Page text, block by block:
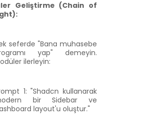
Geliştirme (Chain of
seferde "Bana muhasebe
yap" demeyin.
ilerleyin:
1: "Shadcn kullanarak
bir Sidebar ve
layout'u oluştur."